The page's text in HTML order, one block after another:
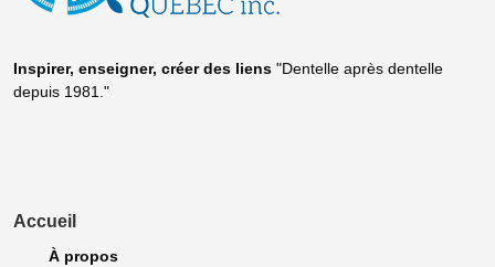
Inspirer, enseigner, créer des liens "Dentelle après dentelle
depuis 1981."
Accueil
À propos